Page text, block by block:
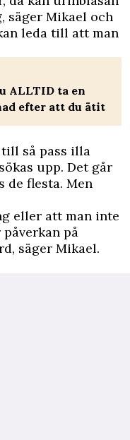
säger Mikael och
leda till att man
ALLTID ta en
efter att du ätit
så pass illa
upp. Det går
de flesta. Men
eller att man inte
på
säger Mikael.